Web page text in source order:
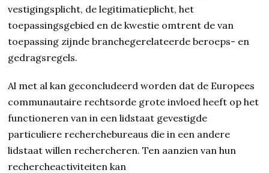
vestigingsplicht, de legitimatieplicht, het
toepassingsgebied en de kwestie omtrent de van
toepassing zijnde branchegerelateerde beroeps- en
gedragsregels.
Al met al kan geconcludeerd worden dat de Europees
communautaire rechtsorde grote invloed heeft op het
functioneren van in een lidstaat gevestigde
particuliere recherchebureaus die in een andere
lidstaat willen rechercheren. Ten aanzien van hun
rechercheactiviteiten kan